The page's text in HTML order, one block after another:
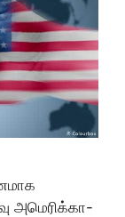
அமெரிக்கா-